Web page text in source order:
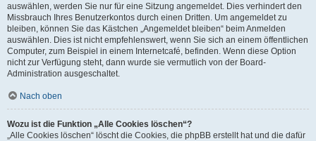
auswählen, werden Sie nur für eine Sitzung angemeldet. Dies verhindert den
Missbrauch Ihres Benutzerkontos durch einen Dritten. Um angemeldet zu
bleiben, können Sie das Kästchen „Angemeldet bleiben“ beim Anmelden
auswählen. Dies ist nicht empfehlenswert, wenn Sie sich an einem öffentlichen
Computer, zum Beispiel in einem Internetcafé, befinden. Wenn diese Option
nicht zur Verfügung steht, dann wurde sie vermutlich von der Board-
Administration ausgeschaltet.
Nach oben
Wozu ist die Funktion „Alle Cookies löschen“?
„Alle Cookies löschen“ löscht die Cookies, die phpBB erstellt hat und die dafür